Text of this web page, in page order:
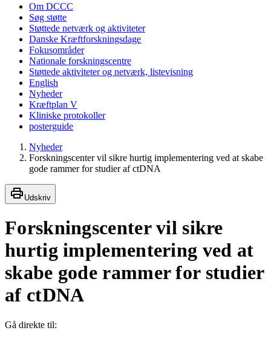
Om DCCC
Søg støtte
Støttede netværk og aktiviteter
Danske Kræftforskningsdage
Fokusområder
Nationale forskningscentre
Støttede aktiviteter og netværk, listevisning
English
Nyheder
Kræftplan V
Kliniske protokoller
posterguide
Nyheder
Forskningscenter vil sikre hurtig implementering ved at skabe
gode rammer for studier af ctDNA
Udskriv
Forskningscenter vil sikre
hurtig implementering ved at
skabe gode rammer for studier
af ctDNA
Gå direkte til: